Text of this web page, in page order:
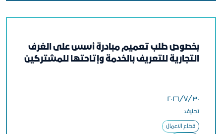
بخصوص طلب تعميم مبادرة أسس على الغرف
التجارية للتعريف بالخدمة وإتاحتها للمشتركين
٣٠‏/٧‏/٢٠٢٦
تصنيف:
قطاع الاعمال